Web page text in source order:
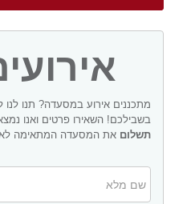
מתכננים אירוע במסעדה? תנו לנו
בשבילכם! השאירו פרטים ואנו
תשלום את המסעדה המתאימה